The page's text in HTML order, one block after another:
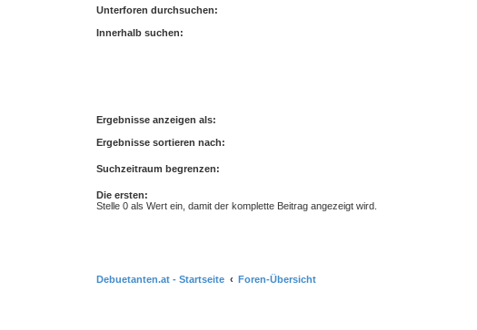
Unterforen durchsuchen:
Innerhalb suchen:
Ergebnisse anzeigen als:
Ergebnisse sortieren nach:
Suchzeitraum begrenzen:
Die ersten:
Stelle 0 als Wert ein, damit der komplette Beitrag angezeigt wird.
Debuetanten.at - Startseite Foren-Übersicht